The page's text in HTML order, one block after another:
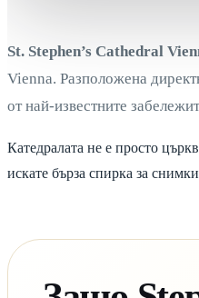
St. Stephen’s Cathedral
Vienna. Разположена
от най-известните
Катедралата не е просто
искате бърза спирка за